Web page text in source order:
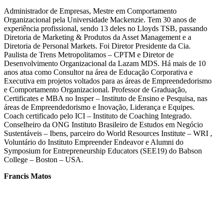
Administrador de Empresas, Mestre em Comportamento
Organizacional pela Universidade Mackenzie. Tem 30 anos de
experiência profissional, sendo 13 deles no Lloyds TSB, passando
Diretoria de Marketing & Produtos da Asset Management e a
Diretoria de Personal Markets. Foi Diretor Presidente da Cia.
Paulista de Trens Metropolitamos – CPTM e Diretor de
Desenvolvimento Organizacional da Lazam MDS. Há mais de 10
anos atua como Consultor na área de Educação Corporativa e
Executiva em projetos voltados para as áreas de Empreendedorismo
e Comportamento Organizacional. Professor de Graduação,
Certificates e MBA no Insper – Instituto de Ensino e Pesquisa, nas
áreas de Empreendedorismo e Inovação, Liderança e Equipes.
Coach certificado pelo ICI – Instituto de Coaching Integrado.
Conselheiro da ONG Instituto Brasileiro de Estudos em Negócio
Sustentáveis – Ibens, parceiro do World Resources Institute – WRI ,
Voluntário do Instituto Empreender Endeavor e Alumni do
Symposium for Entrepreneurship Educators (SEE19) do Babson
College – Boston – USA.
Francis Matos